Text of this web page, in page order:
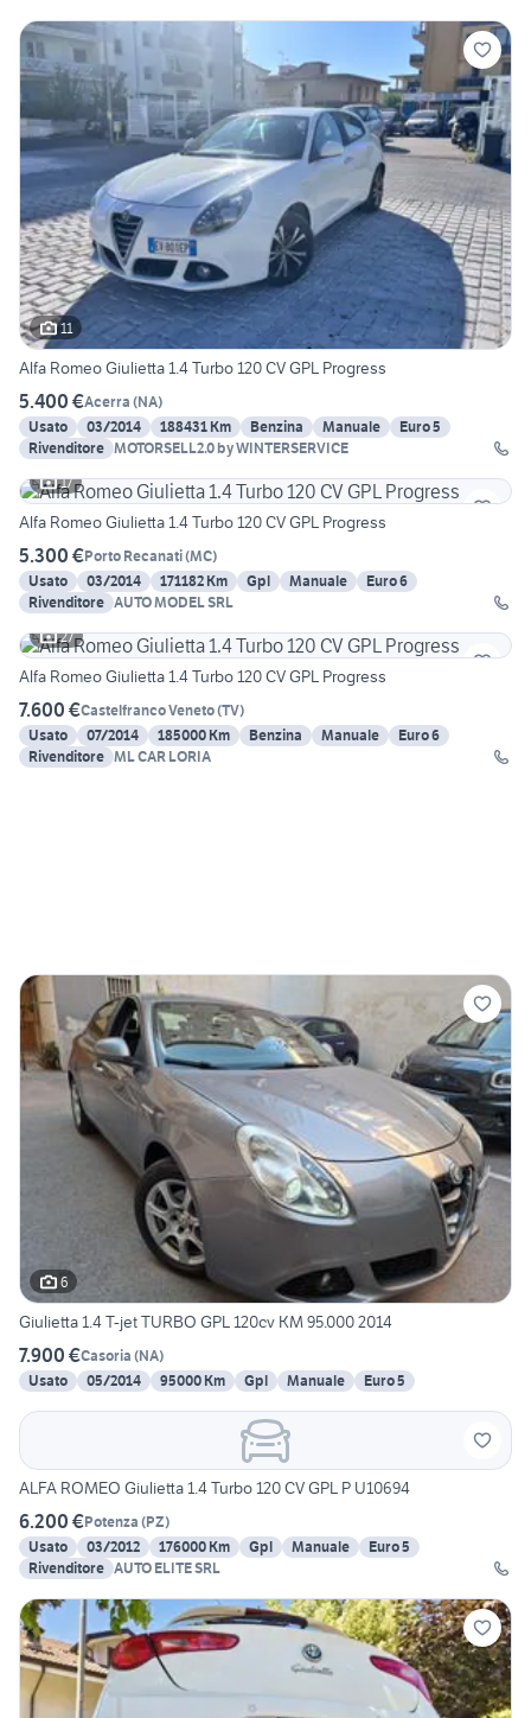
11
Alfa Romeo Giulietta 1.4 Turbo 120 CV GPL Progress
5.400 €Acerra (NA)
Usato
03/2014 188431 Km Benzina Manuale
Euro 5
Rivenditore MOTORSELL2.0 by WINTERSERVICE
17
Alfa Romeo Giulietta 1.4 Turbo 120 CV GPL Progress
5.300 €Porto Recanati(MC)
Usato
03/2014 171182 Km Gpl Manuale
Euro 6
Rivenditore AUTO MODEL SRL
27
Alfa Romeo Giulietta 1.4 Turbo 120 CV GPL Progress
7.600 €Castelfranco Veneto(TV)
Usato
07/2014 185000 Km Benzina Manuale
Euro 6
Rivenditore ML CAR LORIA
6
Giulietta 1.4 T-jet TURBO GPL 120cv KM 95.000 2014
7.900 €Casoria (NA)
Usato
05/2014 95000 Km Gpl Manuale Euro 5
ALFA ROMEO Giulietta 1.4 Turbo 120 CV GPL P U10694
6.200 €Potenza (PZ)
Usato
03/2012 176000 Km Gpl Manuale
Euro 5
Rivenditore AUTO ELITE SRL